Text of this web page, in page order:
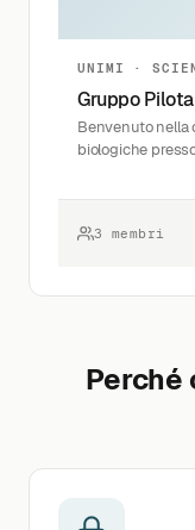
UNIMI ·
Gruppo
Benvenuto nella
biologiche
3 membri
Perché